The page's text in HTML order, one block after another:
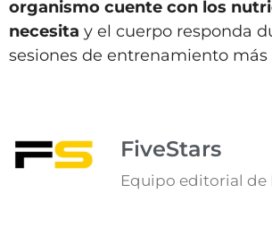
organismo cuente con los
necesita y el cuerpo responda
sesiones de entrenamiento más
FiveStars
Equipo editorial de